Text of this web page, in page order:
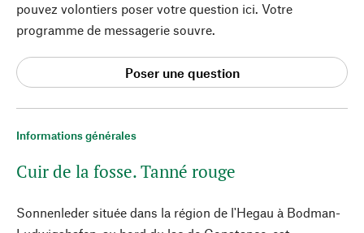
Informations générales
Cuir de la fosse. Tanné rouge
Sonnenleder située dans la région de l'Hegau à Bodman-
pouvez volontiers poser votre question ici. Votre
programme de messagerie souvre.
Poser une question